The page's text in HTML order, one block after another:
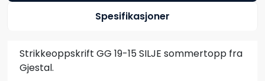
Spesifikasjoner
Strikkeoppskrift GG 19-15 SILJE sommertopp fra
Gjestal.